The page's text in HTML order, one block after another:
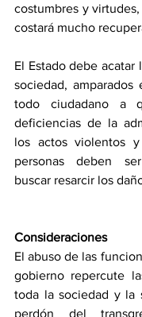
costumbres y
costará mucho
El Estado debe acatar
sociedad,
todo ciudadano a
deficiencias de la
los actos violentos
personas deben
buscar resarcir los
Consideraciones
El abuso de las
gobierno repercute
toda la sociedad y la
perdón del